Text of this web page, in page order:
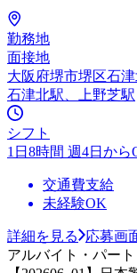
勤務地
面接地
大阪府堺市堺区石
石津北駅、上野芝駅
シフト
1日8時間 週4日から
交通費支給
未経験OK
詳細を見る
応募画
アルバイト・パート